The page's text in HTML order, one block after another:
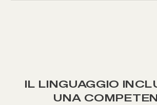
IL LINGUAGGIO
UNA